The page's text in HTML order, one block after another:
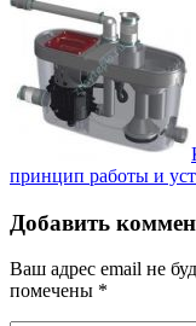
принцип работы и
Добавить
Ваш адрес email не
помечены *